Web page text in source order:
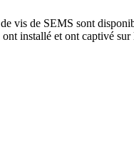
vis de SEMS sont
installé et ont captivé